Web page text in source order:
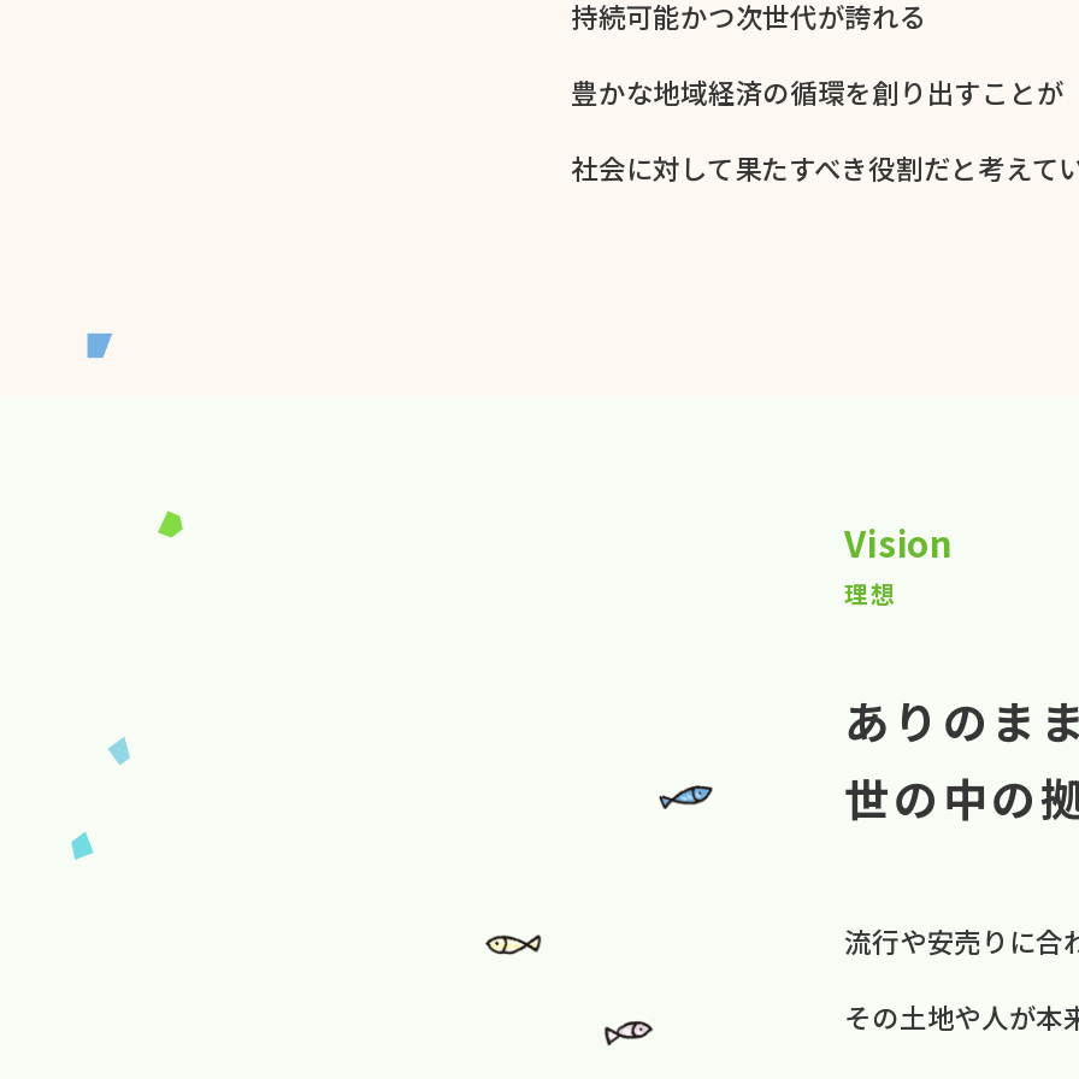
持続可能かつ次世代が​誇れる
豊かな​地域経済の​循環を​創り出すことが
社会に​対して​果た​すべき役割だと​考えて
Vision
理想
ありのま
世の中の
流行や​安売りに​合
その​土地や​人が​本